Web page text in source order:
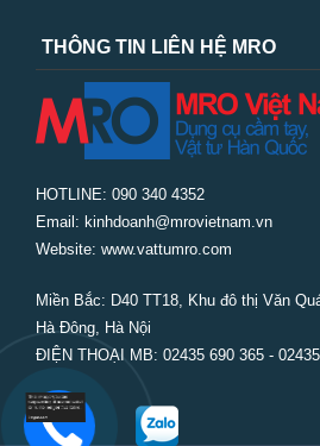
THÔNG TIN LIÊN HỆ MRO
HOTLINE: 090 340 4352
Email: kinhdoanh@mrovietnam.vn
Website: www.vattumro.com
Miền Bắc: D40 TT18, Khu đô thị Văn
Hà Đông, Hà Nội
ĐIỆN THOẠI MB: 02435 690 365 -